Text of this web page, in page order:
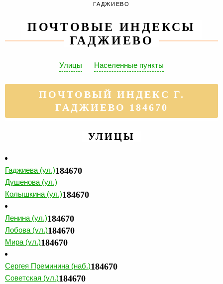
ГАДЖИЕВО
ПОЧТОВЫЕ ИНДЕКСЫ
ГАДЖИЕВО
Улицы Населенные пункты
ПОЧТОВЫЙ ИНДЕКС Г.
ГАДЖИЕВО 184670
УЛИЦЫ
Гаджиева (ул.)184670
Душенова (ул.)
Колышкина (ул.)184670
Ленина (ул.)184670
Лобова (ул.)184670
Мира (ул.)184670
Сергея Преминина (наб.)184670
Советская (ул.)184670